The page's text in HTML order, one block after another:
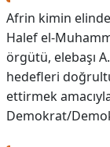
Afrin kimin
Halef el-
örgütü, elebaşı
hedefleri
ettirmek
Demokrat/